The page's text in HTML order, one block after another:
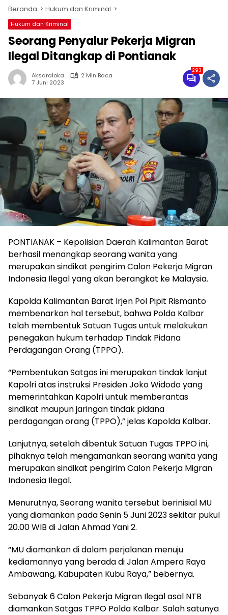
Beranda Hukum dan Kriminal
Hukum dan Kriminal
Seorang Penyalur Pekerja Migran
Ilegal Ditangkap di Pontianak
Aksaraloka
2 Min Baca
7 Juni 2023
293
PONTIANAK – Kepolisian Daerah Kalimantan Barat
berhasil menangkap seorang wanita yang
merupakan sindikat pengirim Calon Pekerja Migran
Indonesia Ilegal yang akan berangkat ke Malaysia.
Kapolda Kalimantan Barat Irjen Pol Pipit Rismanto
membenarkan hal tersebut, bahwa Polda Kalbar
telah membentuk Satuan Tugas untuk melakukan
penegakan hukum terhadap Tindak Pidana
Perdagangan Orang (TPPO).
“Pembentukan Satgas ini merupakan tindak lanjut
Kapolri atas instruksi Presiden Joko Widodo yang
memerintahkan Kapolri untuk memberantas
sindikat maupun jaringan tindak pidana
perdagangan orang (TPPO),” jelas Kapolda Kalbar.
Lanjutnya, setelah dibentuk Satuan Tugas TPPO ini,
pihaknya telah mengamankan seorang wanita yang
merupakan sindikat pengirim Calon Pekerja Migran
Indonesia Ilegal.
Menurutnya, Seorang wanita tersebut berinisial MU
yang diamankan pada Senin 5 Juni 2023 sekitar pukul
20.00 WIB di Jalan Ahmad Yani 2.
“MU diamankan di dalam perjalanan menuju
kediamannya yang berada di Jalan Ampera Raya
Ambawang, Kabupaten Kubu Raya,” bebernya.
Sebanyak 6 Calon Pekerja Migran Ilegal asal NTB
diamankan Satgas TPPO Polda Kalbar. Salah satunya